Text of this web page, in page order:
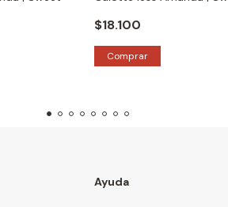
$18.100
Comprar
Ayuda